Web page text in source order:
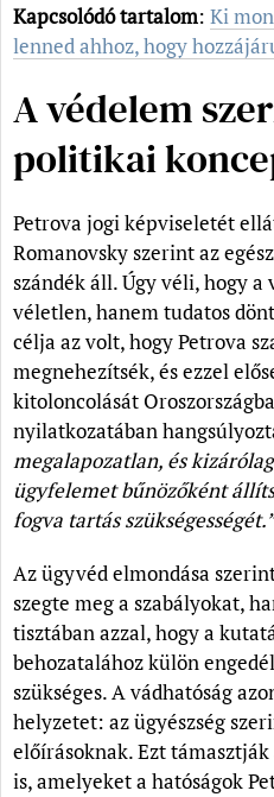
Kapcsolódó tartalom: Ki
lenned ahhoz, hogy
A védelem
politikai
Petrova jogi képviseletét
Romanovsky szerint az
szándék áll. Úgy véli, hogy
véletlen, hanem tudatos
célja az volt, hogy Petrova
megnehezítsék, és ezzel
kitoloncolását
nyilatkozatában
megalapozatlan, és
ügyfelemet bűnözőként
fogva tartás szükségességét.”
Az ügyvéd elmondása
szegte meg a szabályokat,
tisztában azzal, hogy a
behozatalához külön
szükséges. A vádhatóság
helyzetet: az ügyészség
előírásoknak. Ezt
is, amelyeket a hatóságok